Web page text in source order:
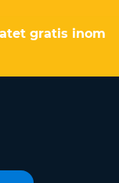
gratis inom